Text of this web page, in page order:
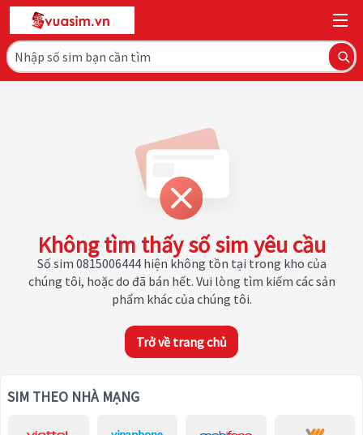
Không tìm thấy số sim yêu cầu
Số sim 0815006444 hiện không tồn tại trong kho của
chúng tôi, hoặc do đã bán hết. Vui lòng tìm kiếm các sản
phẩm khác của chúng tôi.
Trở về trang chủ
SIM THEO NHÀ MẠNG